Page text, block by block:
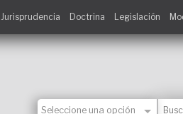
Jurisprudencia Doctrina Legislación